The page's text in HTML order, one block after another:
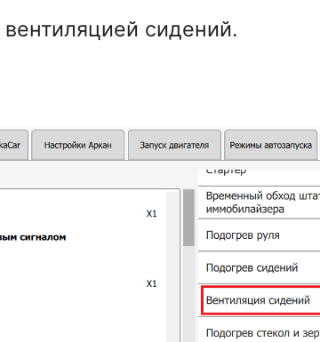
сидений.